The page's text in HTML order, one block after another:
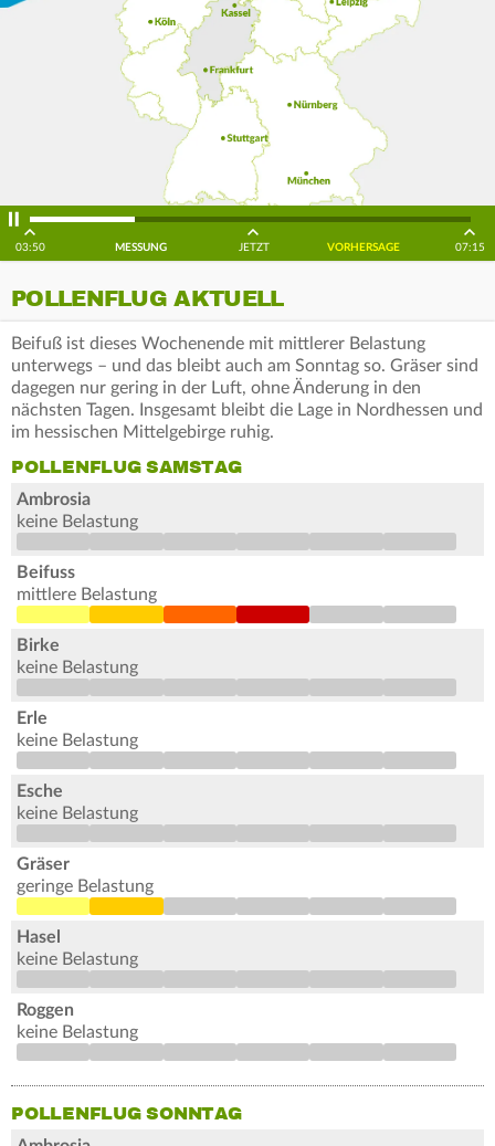
03:50 MESSUNG JETZT VORHERSAGE 07:15
POLLENFLUG AKTUELL
Beifuß ist dieses Wochenende mit mittlerer Belastung
unterwegs – und das bleibt auch am Sonntag so. Gräser sind
dagegen nur gering in der Luft, ohne Änderung in den
nächsten Tagen. Insgesamt bleibt die Lage in Nordhessen und
im hessischen Mittelgebirge ruhig.
POLLENFLUG SAMSTAG
Ambrosia
keine Belastung
Beifuss
mittlere Belastung
Birke
keine Belastung
Erle
keine Belastung
Esche
keine Belastung
Gräser
geringe Belastung
Hasel
keine Belastung
Roggen
keine Belastung
POLLENFLUG SONNTAG